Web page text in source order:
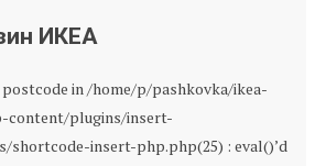
ИКЕА
in /home/p/pashkovka/ikea-
content/plugins/insert-
shortcode-insert-php.php(25) : eval()’d